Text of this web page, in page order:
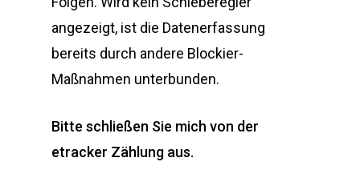
angezeigt, ist die Datenerfassung
bereits durch andere Blockier-
Maßnahmen unterbunden.
Bitte schließen Sie mich von der
etracker Zählung aus.